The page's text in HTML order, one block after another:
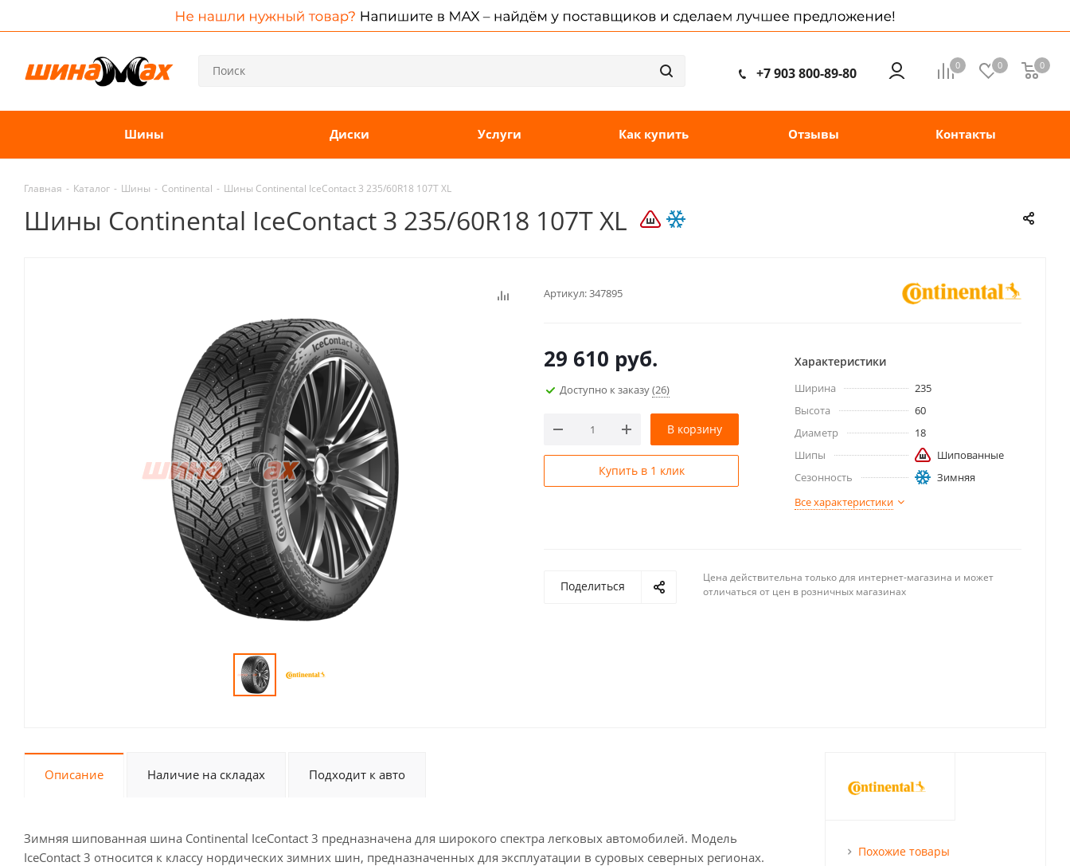
0 0 0
+7 903 800-89-80
Шины Диски Услуги Как купить Отзывы Контакты
Главная - Каталог - Шины - Continental - Шины Continental IceContact 3 235/60R18 107T XL
Шины Continental IceContact 3 235/60R18 107T XL
Артикул:347895
29 610 руб.
Доступно к заказу(26)
В корзину
Купить в 1 клик
Характеристики
Ширина
235
Высота
60
Диаметр
18
Шипы
Шипованные
Сезонность
Зимняя
Все характеристики
Поделиться
Цена действительна только для интернет-магазина и может
отличаться от цен в розничных магазинах
Описание Наличие на складах Подходит к авто
Зимняя шипованная шина Continental IceContact 3 предназначена для широкого спектра легковых автомобилей. Модель
IceContact 3 относится к классу нордических зимних шин, предназначенных для эксплуатации в суровых северных регионах.
Похожие товары